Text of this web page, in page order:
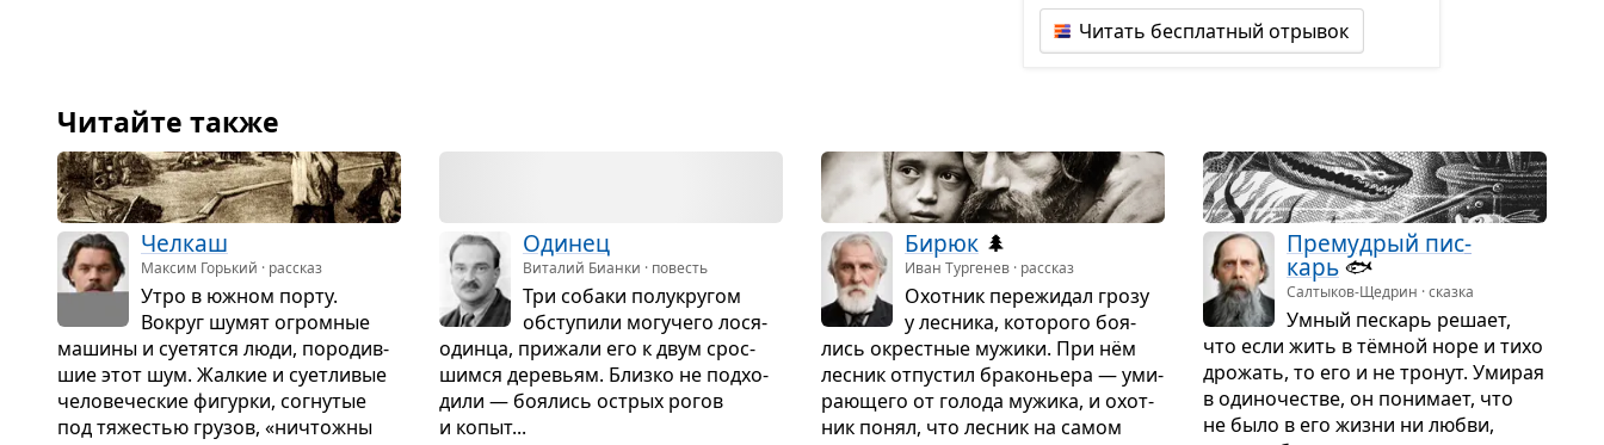
Читать бесплатный отрывок
Читайте также
Чел­каш
Максим Горький · рассказ
Утро в южном порту.
Вокруг шумят огром­ные
машины и суе­тятся люди, поро­див­
шие этот шум. Жал­кие и сует­ли­вые
чело­ве­че­ские фигурки, согну­тые
под тяже­стью гру­зов, «ничтожны
Оди­нец
Виталий Бианки · повесть
Три собаки полу­кру­гом
обсту­пили могу­чего лося-
одинца, при­жали его к двум срос­
шимся дере­вьям. Близко не под­хо­
дили — боя­лись острых рогов
и копыт...
Бирюк 🌲
Иван Тургенев · рассказ
Охот­ник пере­жи­дал грозу
у лес­ника, кото­рого боя­
лись окрест­ные мужики. При нём
лес­ник отпу­стил бра­ко­ньера — уми­
ра­ю­щего от голода мужика, и охот­
ник понял, что лес­ник на самом
Пре­муд­рый пис­
карь🐟
Салтыков-Щедрин · сказка
Умный пес­карь решает,
что если жить в тём­ной норе и тихо
дро­жать, то его и не тро­нут. Уми­рая
в оди­но­че­стве, он пони­мает, что
не было в его жизни ни любви,